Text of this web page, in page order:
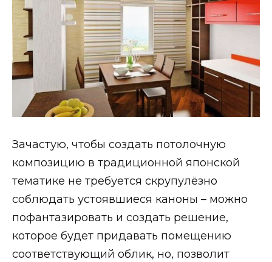
Зачастую, чтобы создать потолочную
композицию в традиционной японской
тематике не требуется скрупулёзно
соблюдать устоявшиеся каноны – можно
пофантазировать и создать решение,
которое будет придавать помещению
соответствующий облик, но, позволит